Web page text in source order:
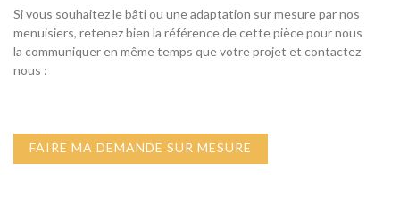
Si vous souhaitez le bâti ou une adaptation sur mesure par nos
menuisiers, retenez bien la référence de cette pièce pour nous
la communiquer en même temps que votre projet et contactez
nous :
FAIRE MA DEMANDE SUR MESURE